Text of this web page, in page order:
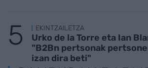
EKINTZAILETZA
Urko de la Torre eta Ian
"B2Bn pertsonak
izan dira beti"